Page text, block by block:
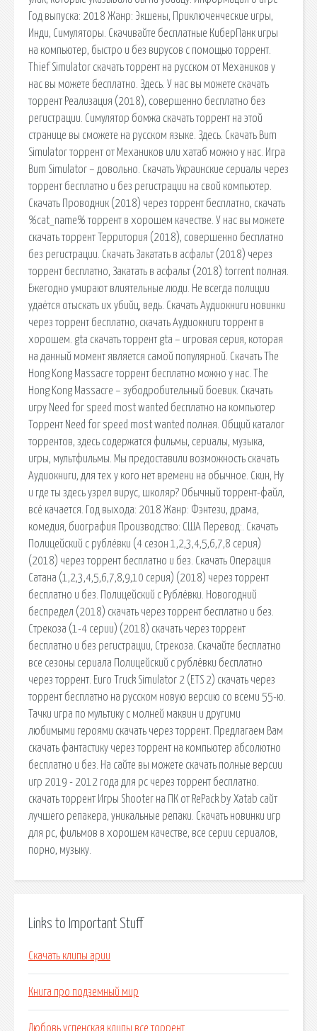
Год выпуска: 2018 Жанр: Экшены, Приключенческие игры,
Инди, Симуляторы. Скачивайте бесплатные КиберПанк игры
на компьютер, быстро и без вирусов с помощью торрент.
Thief Simulator скачать торрент на русском от Механиков у
нас вы можете бесплатно. Здесь. У нас вы можете скачать
торрент Реализация (2018), совершенно бесплатно без
регистрации. Симулятор бомжа скачать торрент на этой
странице вы сможете на русском языке. Здесь. Скачать Bum
Simulator торрент от Механиков или хатаб можно у нас. Игра
Bum Simulator – довольно. Скачать Украинские сериалы через
торрент бесплатно и без регистрации на свой компьютер.
Скачать Проводник (2018) через торрент бесплатно, скачать
%cat_name% торрент в хорошем качестве. У нас вы можете
скачать торрент Территория (2018), совершенно бесплатно
без регистрации. Скачать Закатать в асфальт (2018) через
торрент бесплатно, Закатать в асфальт (2018) torrent полная.
Ежегодно умирают влиятельные люди. Не всегда полиции
удаётся отыскать их убийц, ведь. Скачать Аудиокниги новинки
через торрент бесплатно, скачать Аудиокниги торрент в
хорошем. gta скачать торрент gta – игровая серия, которая
на данный момент является самой популярной. Скачать The
Hong Kong Massacre торрент бесплатно можно у нас. The
Hong Kong Massacre – зубодробительный боевик. Скачать
игру Need for speed most wanted бесплатно на компьютер
Торрент Need for speed most wanted полная. Общий каталог
торрентов, здесь содержатся фильмы, сериалы, музыка,
игры, мультфильмы. Мы предоставили возможность скачать
Аудиокниги, для тех у кого нет времени на обычное. Скин, Ну
и где ты здесь узрел вирус, школяр? Обычный торрент-файл,
всё качается. Год выхода: 2018 Жанр: Фэнтези, драма,
комедия, биография Производство: США Перевод:. Скачать
Полицейский с рублёвки (4 сезон 1,2,3,4,5,6,7,8 серия)
(2018) через торрент бесплатно и без. Скачать Операция
Сатана (1,2,3,4,5,6,7,8,9,10 серия) (2018) через торрент
бесплатно и без. Полицейский с Рублёвки. Новогодний
беспредел (2018) скачать через торрент бесплатно и без.
Стрекоза (1-4 серии) (2018) скачать через торрент
бесплатно и без регистрации, Стрекоза. Скачайте бесплатно
все сезоны сериала Полицейский с рублёвки бесплатно
через торрент. Euro Truck Simulator 2 (ETS 2) скачать через
торрент бесплатно на русском новую версию со всеми 55-ю.
Тачки игра по мультику с молней маквин и другими
любимыми героями скачать через торрент. Предлагаем Вам
скачать фантастику через торрент на компьютер абсолютно
бесплатно и без. На сайте вы можете скачать полные версии
игр 2019 - 2012 года для pc через торрент бесплатно.
скачать торрент Игры Shooter на ПК от RePack by Xatab сайт
лучшего репакера, уникальные репаки. Скачать новинки игр
для pc, фильмов в хорошем качестве, все серии сериалов,
порно, музыку.
Links to Important Stuff
Скачать клипы арии
Книга про подземный мир
Любовь успенская клипы все торрент